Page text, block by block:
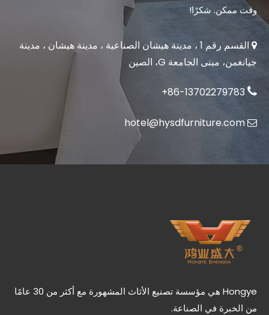
وقت ممكن. شكرًا!
 القسم رقم
1 ، مدينة هيشان الصناعية ، مدينة هيشان ، مدينة
جيانغمن، مبنى الجامعة G، الصين

86-13702279783+

hotel@hysdfurniture.com
Hongye هي مؤسسة تصنيع الأثاث المشهورة مع أكثر من 30 عامًا
من الخبرة في الصناعة.